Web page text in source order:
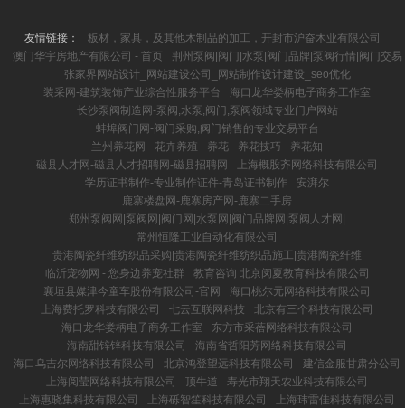
友情链接：
板材，家具，及其他木制品的加工，开封市沪奋木业有限公司
澳门华宇房地产有限公司 - 首页
荆州泵阀|阀门|水泵|阀门品牌|泵阀行情|阀门交易
张家界网站设计_网站建设公司_网站制作设计建设_seo优化
装采网-建筑装饰产业综合性服务平台
海口龙华娄柄电子商务工作室
长沙泵阀制造网-泵阀,水泵,阀门,泵阀领域专业门户网站
蚌埠阀门网-阀门采购,阀门销售的专业交易平台
兰州养花网 - 花卉养殖 - 养花 - 养花技巧 - 养花知
磁县人才网-磁县人才招聘网-磁县招聘网
上海概股齐网络科技有限公司
学历证书制作-专业制作证件-青岛证书制作
安湃尔
鹿寨楼盘网-鹿寨房产网-鹿寨二手房
郑州泵阀网|泵阀网|阀门网|水泵网|阀门品牌网|泵阀人才网|
常州恒隆工业自动化有限公司
贵港陶瓷纤维纺织品采购|贵港陶瓷纤维纺织品施工|贵港陶瓷纤维
临沂宠物网 - 您身边养宠社群
教育咨询 北京闵夏教育科技有限公司
襄垣县媒津今童车股份有限公司-官网
海口桃尔元网络科技有限公司
上海费托罗科技有限公司
七云互联网科技
北京有三个科技有限公司
海口龙华娄柄电子商务工作室
东方市采蓓网络科技有限公司
海南甜锌锌科技有限公司
海南省哲阳芳网络科技有限公司
海口乌吉尔网络科技有限公司
北京鸿登望远科技有限公司
建信金服甘肃分公司
上海阅莹网络科技有限公司
顶牛道
寿光市翔天农业科技有限公司
上海惠晓集科技有限公司
上海砾智笙科技有限公司 上海玮雷佳科技有限公司